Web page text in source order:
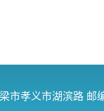
市孝义市湖滨路 邮